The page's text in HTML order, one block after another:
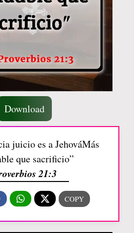
Download
juicio es a JehováMás
que sacrificio”
21:3